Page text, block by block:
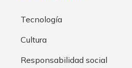
Tecnología
Cultura
Responsabilidad social